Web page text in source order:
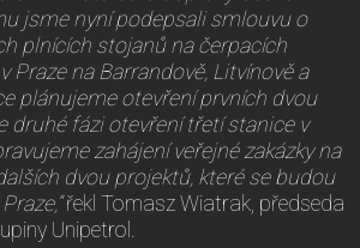
jsme nyní podepsali smlouvu o
plnících stojanů na čerpacích
Praze na Barrandově, Litvínově a
plánujeme otevření prvních dvou
druhé fázi otevření třetí stanice v
zahájení veřejné zakázky na
dvou projektů, které se budou
řekl Tomasz Wiatrak, předseda
Unipetrol.